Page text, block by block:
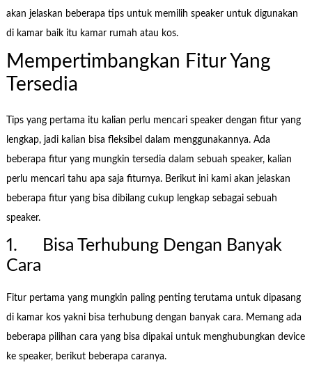
akan jelaskan beberapa tips untuk memilih speaker untuk digunakan
di kamar baik itu kamar rumah atau kos.
Mempertimbangkan Fitur Yang
Tersedia
Tips yang pertama itu kalian perlu mencari speaker dengan fitur yang
lengkap, jadi kalian bisa fleksibel dalam menggunakannya. Ada
beberapa fitur yang mungkin tersedia dalam sebuah speaker, kalian
perlu mencari tahu apa saja fiturnya. Berikut ini kami akan jelaskan
beberapa fitur yang bisa dibilang cukup lengkap sebagai sebuah
speaker.
1. Bisa Terhubung Dengan Banyak
Cara
Fitur pertama yang mungkin paling penting terutama untuk dipasang
di kamar kos yakni bisa terhubung dengan banyak cara. Memang ada
beberapa pilihan cara yang bisa dipakai untuk menghubungkan device
ke speaker, berikut beberapa caranya.